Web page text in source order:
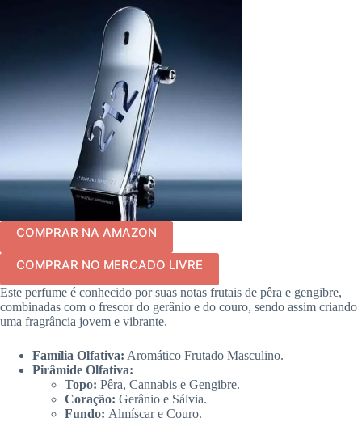
COMPRAR NA AMAZON
COMPRAR NO MERCADO LIVRE
Este perfume é conhecido por suas notas frutais de pêra e gengibre,
combinadas com o frescor do gerânio e do couro, sendo assim criando
uma fragrância jovem e vibrante.
Família Olfativa: Aromático Frutado Masculino.
Pirâmide Olfativa:
Topo: Pêra, Cannabis e Gengibre.
Coração: Gerânio e Sálvia.
Fundo: Almíscar e Couro.